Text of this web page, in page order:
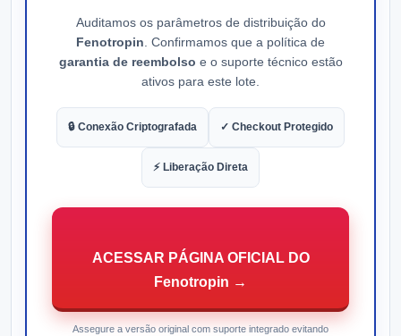
Auditamos os parâmetros de distribuição do
Fenotropin . Confirmamos que a política de
garantia de reembolso e o suporte técnico estão
ativos para este lote.
🔒 Conexão Criptografada ✓ Checkout Protegido
⚡ Liberação Direta
ACESSAR PÁGINA OFICIAL DO
Fenotropin →
Assegure a versão original com suporte integrado evitando